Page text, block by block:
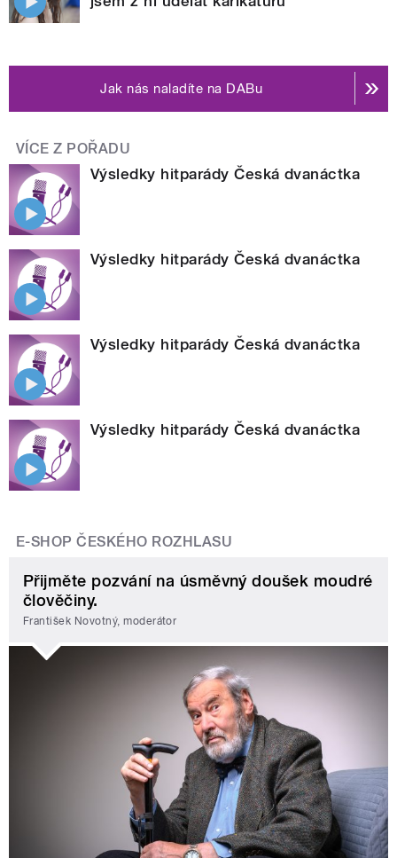
Jak nás naladíte na DABu
VÍCE Z POŘADU
Výsledky hitparády Česká dvanáctka
Výsledky hitparády Česká dvanáctka
Výsledky hitparády Česká dvanáctka
Výsledky hitparády Česká dvanáctka
E-SHOP ČESKÉHO ROZHLASU
Přijměte pozvání na úsměvný doušek moudré
člověčiny.
František Novotný, moderátor